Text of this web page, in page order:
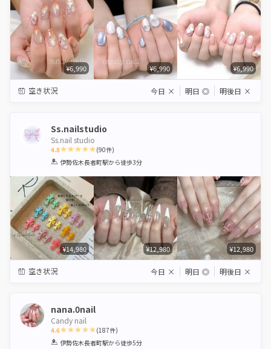
¥6,990 ¥6,990 ¥6,990
空き状況 今日 × 明日 ◎ 明後日 ×
Ss.nailstudio
Ss.nail studio
4.8
1 2 3 4 5
(90件)
伊勢佐木長者町駅から徒歩3分
¥14,980 ¥12,980 ¥12,980
空き状況 今日 × 明日 ◎ 明後日 ×
nana.0nail
Candy nail
4.6
1 2 3 4 5
(187件)
伊勢佐木長者町駅から徒歩5分